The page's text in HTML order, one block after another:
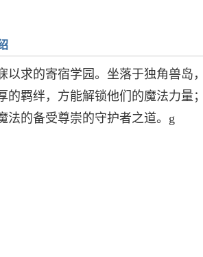
以求的寄宿学园。坐落于独角兽岛
的羁绊，方能解锁他们的魔法力量
法的备受尊崇的守护者之道。g